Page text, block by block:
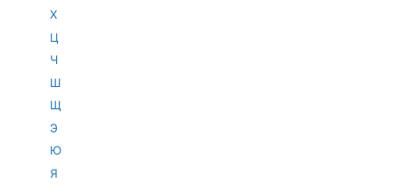
Х
Ц
Ч
Ш
Щ
Э
Ю
Я